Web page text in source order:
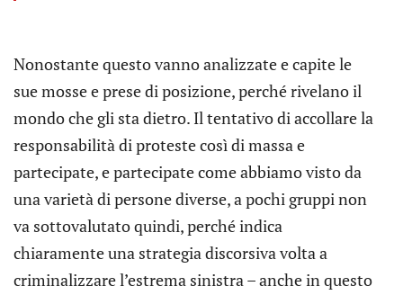
Nonostante questo vanno analizzate e capite le
sue mosse e prese di posizione, perché rivelano il
mondo che gli sta dietro. Il tentativo di accollare la
responsabilità di proteste così di massa e
partecipate, e partecipate come abbiamo visto da
una varietà di persone diverse, a pochi gruppi non
va sottovalutato quindi, perché indica
chiaramente una strategia discorsiva volta a
criminalizzare l’estrema sinistra – anche in questo